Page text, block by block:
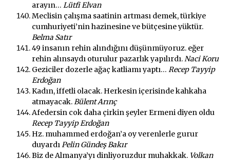
arayın…Lütfi Elvan
Meclisin çalışma saatinin artması demek, türkiye
cumhuriyeti’nin hazinesine ve bütçesine yüktür.
Belma Satır
49 insanın rehin alındığını düşünmüyoruz. eğer
rehin alınsaydı oturulur pazarlık yapılırdı.Naci Koru
Geziciler dozerle ağaç katliamı yaptı…Recep Tayyip
Erdoğan
Kadın, iffetli olacak. Herkesin içerisinde kahkaha
atmayacak.Bülent Arınç
Afedersin cok daha çirkin şeyler Ermeni diyen oldu
Recep Tayyip Erdoğan
Hz. muhammed erdoğan’a oy verenlerle gurur
duyardıPelin Gündeş Bakır
Biz de Almanya’yı dinliyoruzdur muhakkak. Volkan